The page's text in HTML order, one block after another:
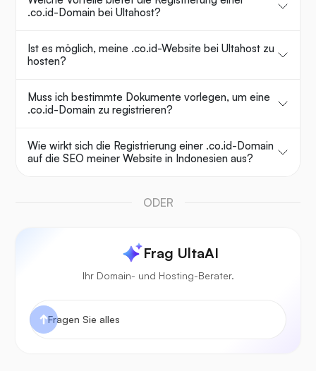
.co.id-Domain bei Ultahost?
Ist es möglich, meine .co.id-Website bei Ultahost zu
hosten?
Muss ich bestimmte Dokumente vorlegen, um eine
.co.id-Domain zu registrieren?
Wie wirkt sich die Registrierung einer .co.id-Domain
auf die SEO meiner Website in Indonesien aus?
ODER
Frag UltaAI
Ihr Domain- und Hosting-Berater.